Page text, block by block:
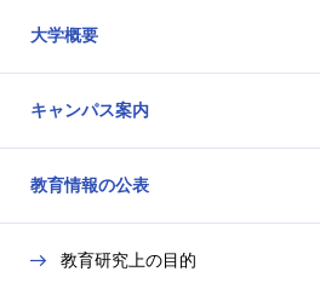
大学概要
キャンパス案内
教育情報の公表
教育研究上の目的